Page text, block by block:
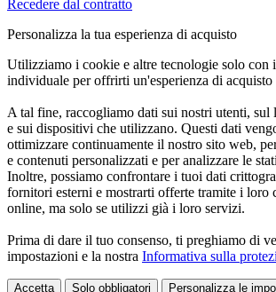
Recedere dal contratto
Personalizza la tua esperienza di acquisto
Utilizziamo i cookie e altre tecnologie solo con
individuale per offrirti un'esperienza di acquisto
A tal fine, raccogliamo dati sui nostri utenti, sul
e sui dispositivi che utilizzano. Questi dati
ottimizzare continuamente il nostro sito web,
e contenuti personalizzati e per analizzare le
Inoltre, possiamo confrontare i tuoi dati
fornitori esterni e mostrarti offerte tramite i loro
online, ma solo se utilizzi già i loro servizi.
Prima di dare il tuo consenso, ti preghiamo di
impostazioni e la nostra Informativa sulla
Accetta Solo obbligatori Personalizza le